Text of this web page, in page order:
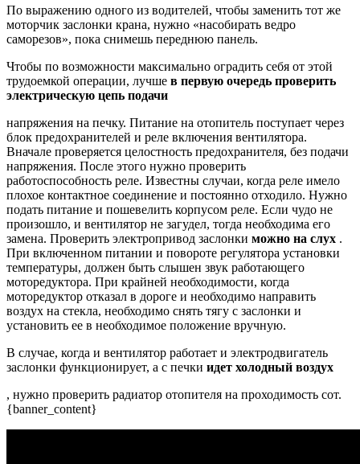
По выражению одного из водителей, чтобы заменить тот же
моторчик заслонки крана, нужно «насобирать ведро
саморезов», пока снимешь переднюю панель.
Чтобы по возможности максимально оградить себя от этой
трудоемкой операции, лучше в первую очередь проверить
электрическую цепь подачи
напряжения на печку. Питание на отопитель поступает через
блок предохранителей и реле включения вентилятора.
Вначале проверяется целостность предохранителя, без подачи
напряжения. После этого нужно проверить
работоспособность реле. Известны случаи, когда реле имело
плохое контактное соединение и постоянно отходило. Нужно
подать питание и пошевелить корпусом реле. Если чудо не
произошло, и вентилятор не загудел, тогда необходима его
замена. Проверить электропривод заслонки можно на слух .
При включенном питании и повороте регулятора установки
температуры, должен быть слышен звук работающего
моторедуктора. При крайней необходимости, когда
моторедуктор отказал в дороге и необходимо направить
воздух на стекла, необходимо снять тягу с заслонки и
установить ее в необходимое положение вручную.
В случае, когда и вентилятор работает и электродвигатель
заслонки функционирует, а с печки идет холодный воздух
, нужно проверить радиатор отопителя на проходимость сот.
{banner_content}